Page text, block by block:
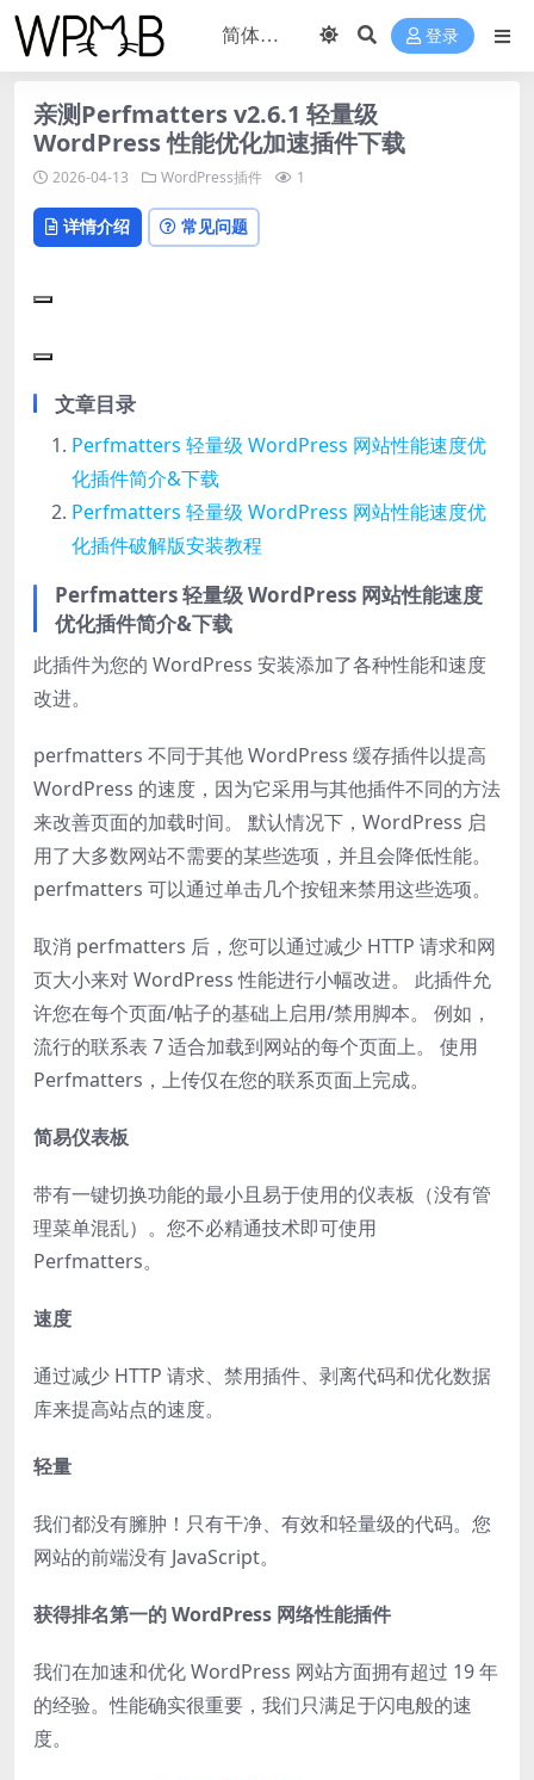
登录
亲测Perfmatters v2.6.1 轻量级
WordPress 性能优化加速插件下载
2026-04-13 WordPress插件 1
详情介绍 常见问题
文章目录
Perfmatters 轻量级 WordPress 网站性能速度优
化插件简介&下载
Perfmatters 轻量级 WordPress 网站性能速度优
化插件破解版安装教程
Perfmatters 轻量级 WordPress 网站性能速度
优化插件简介&下载
此插件为您的 WordPress 安装添加了各种性能和速度
改进。
perfmatters 不同于其他 WordPress 缓存插件以提高
WordPress 的速度，因为它采用与其他插件不同的方法
来改善页面的加载时间。 默认情况下，WordPress 启
用了大多数网站不需要的某些选项，并且会降低性能。
perfmatters 可以通过单击几个按钮来禁用这些选项。
取消 perfmatters 后，您可以通过减少 HTTP 请求和网
页大小来对 WordPress 性能进行小幅改进。 此插件允
许您在每个页面/帖子的基础上启用/禁用脚本。 例如，
流行的联系表 7 适合加载到网站的每个页面上。 使用
Perfmatters，上传仅在您的联系页面上完成。
简易仪表板
带有一键切换功能的最小且易于使用的仪表板（没有管
理菜单混乱）。您不必精通技术即可使用
Perfmatters。
速度
通过减少 HTTP 请求、禁用插件、剥离代码和优化数据
库来提高站点的速度。
轻量
我们都没有臃肿！只有干净、有效和轻量级的代码。您
网站的前端没有 JavaScript。
获得排名第一的 WordPress 网络性能插件
我们在加速和优化 WordPress 网站方面拥有超过 19 年
的经验。性能确实很重要，我们只满足于闪电般的速
度。